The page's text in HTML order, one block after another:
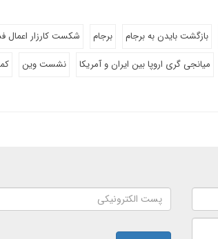
بازگشت بایدن به برجام برجام
شکست کارزار اعمال
میانجی گری اروپا بین ایران و آمریکا نشست وین